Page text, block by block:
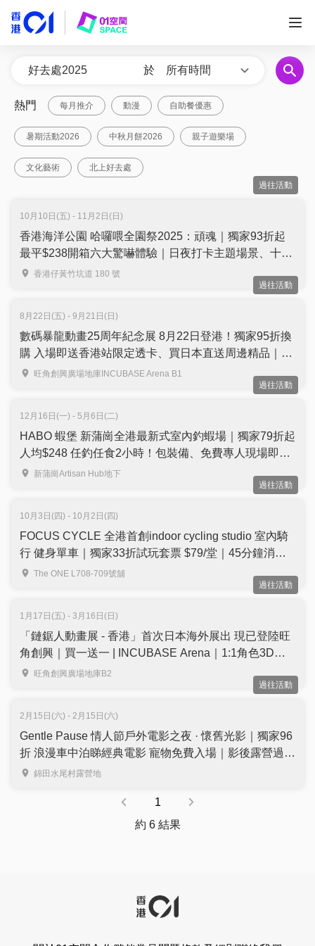
於 所有時間
熱門 每月推介 動漫 自助餐優惠
暑期活動2026 中秋月餅2026 親子遊樂場
文化藝術
北上好去處
過往活動
10月10日(五) - 11月2日(日)
香港海洋公園 哈囉喂全園祭2025：頑魂｜獨家93折起
最平$238開箱六大驚嚇體驗｜日夜打卡主題場景、十大
嘩鬼匯演（需3個工作天前預訂）
香港仔黃竹坑道 180 號
過往活動
8月22日(五) - 9月21日(日)
數碼暴龍動畫25周年紀念展 8月22日登港！獨家95折換
購 入場即送香港站限定透卡、買日本直送周邊精品｜旺
角創興INCUBASE Arena B1
旺角創興廣場地庫INCUBASE Arena B1
過往活動
12月16日(一) - 5月6日(二)
HABO 蝦堡 新蒲崗全港最新式室內釣蝦場｜獨家79折起
人均$248 任釣任食2小時！包裝備、免費專人現場即煮
獨特烹調｜家庭聚會首選 | 需提前預約
新蒲崗Artisan Hub地下
過往活動
10月3日(四) - 10月2日(四)
FOCUS CYCLE 全港首創indoor cycling studio 室內騎
行 健身單車｜獨家33折試玩套票 $79/堂｜45分鐘消耗
800卡路里的有氧運動｜尖沙咀
The ONE L708-709號舖
過往活動
1月17日(五) - 3月16日(日)
「鏈鋸人動畫展 - 香港」首次日本海外展出 現已登陸旺
角創興｜買一送一 | INCUBASE Arena｜1:1角色3D模
型、進入動畫經典名場景，香港站限定打卡主題區及特
旺角創興廣場地庫B2
過往活動
2月15日(六) - 2月15日(六)
Gentle Pause 情人節戶外電影之夜 · 懷舊光影｜獨家96
折 浪漫車中泊睇經典電影 寵物免費入場｜影後露營過夜
套餐｜2月15日
錦田水尾村露營地
1
約 6 結果